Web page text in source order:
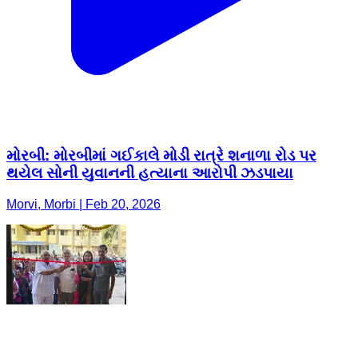
મોરબી: મોરબીમાં ગઈકાલે મોડી રાત્રે શનાળા રોડ પર
થયેલ સોની યુવાનની હત્યાના આરોપી ઝડપાયા
Morvi, Morbi | Feb 20, 2026